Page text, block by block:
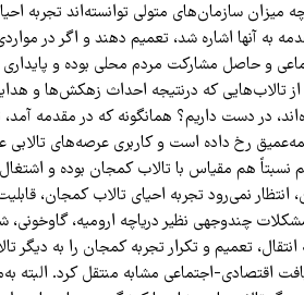
میزان سازمان‌های متولی توانسته‌اند تجربه
به آنها اشاره شد، تعمیم دهند و اگر در
و حاصل مشارکت مردم محلی بوده و
تالاب‌هایی که درنتیجه احداث زهکش‌ها و
در دست داریم؟ همانگونه که در مقدمه
رخ داده است و کاربری عرصه‌های تالابی
نسبتاً هم مقیاس با تالاب کمجان بوده و
انتظار نمی‌رود تجربه احیای تالاب کمجان،
چندوجهی نظیر دریاچه ارومیه، گاوخونی،
تعمیم و تکرار تجربه کمجان را به
اقتصادی-اجتماعی مشابه منتقل کرد. البته